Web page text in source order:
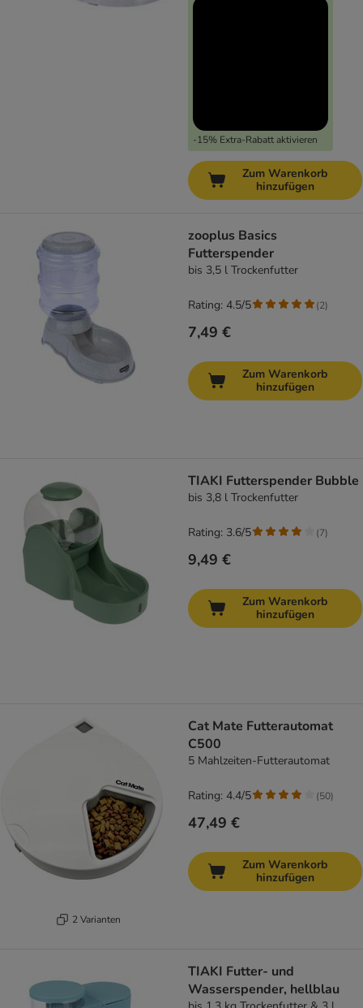
-15% Extra-Rabatt aktivieren
Zum Warenkorb
hinzufügen
zooplus Basics
Futterspender
bis 3,5 l Trockenfutter
7,49 €
Rating: 4.5/5 (2)
Zum Warenkorb
hinzufügen
TIAKI Futterspender Bubble
bis 3,8 l Trockenfutter
9,49 €
Rating: 3.6/5 (7)
Zum Warenkorb
hinzufügen
2 Varianten
Cat Mate Futterautomat
C500
5 Mahlzeiten-Futterautomat
47,49 €
Rating: 4.4/5 (50)
Zum Warenkorb
hinzufügen
TIAKI Futter- und
Wasserspender, hellblau